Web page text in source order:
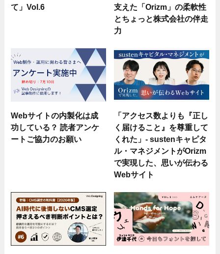
て」Vol.6
支えた「Orizm」の柔軟性
とちょっと株式会社の伴走
力
Webサイトの内製化は成
功している？ 読者アンケ
ートご協力のお願い
「アクセス数よりも『正し
く届けること』を尊重して
くれた」- sustenキャピタ
ル・マネジメントがOrizm
で実現した、思いが伝わる
Webサイト